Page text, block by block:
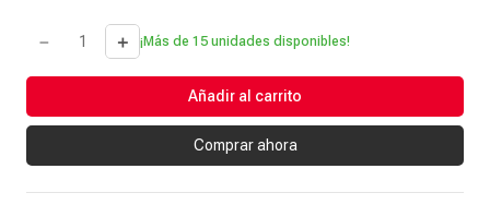
＋
－ ¡Más de 15 unidades disponibles!
Añadir al carrito
Comprar ahora